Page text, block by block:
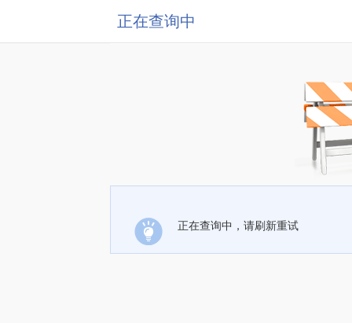
正在查询中
正在查询中，请刷新重试